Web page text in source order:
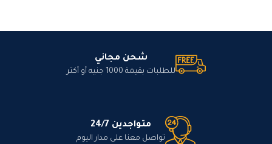
شحن مجاني
للطلبات بقيمة 1000 جنيه أو أكثر
متواجدين 24/7
تواصل معنا على مدار اليوم